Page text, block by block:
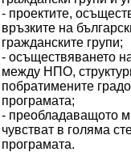
- проектите,
връзките на
гражданските групи;
- осъществяването
между НПО,
побратимените
програмата;
- преобладаващото
чувстват в голяма
програмата.